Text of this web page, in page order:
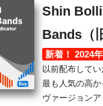
Shin
Bands（
新着！ 2024
以前配布して
最も人気の高
ヴァージョン